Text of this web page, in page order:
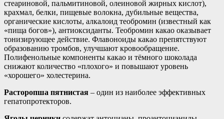
стеариновой, пальмитиновой, олеиновой жирных кислот),
крахмал, белки, пищевые волокна, дубильные вещества,
органические кислоты, алкалоид теобромин (известный как
«пища богов»), антиоксиданты. Теобромин какао оказывает
тонизирующее действие. Флавоноиды какао препятствуют
образованию тромбов, улучшают кровообращение.
Полифенольные компоненты какао и тёмного шоколада
снижают количество «плохого» и повышают уровень
«хорошего» холестерина.
Расторопша пятнистая – один из наиболее эффективных
гепатопротекторов.